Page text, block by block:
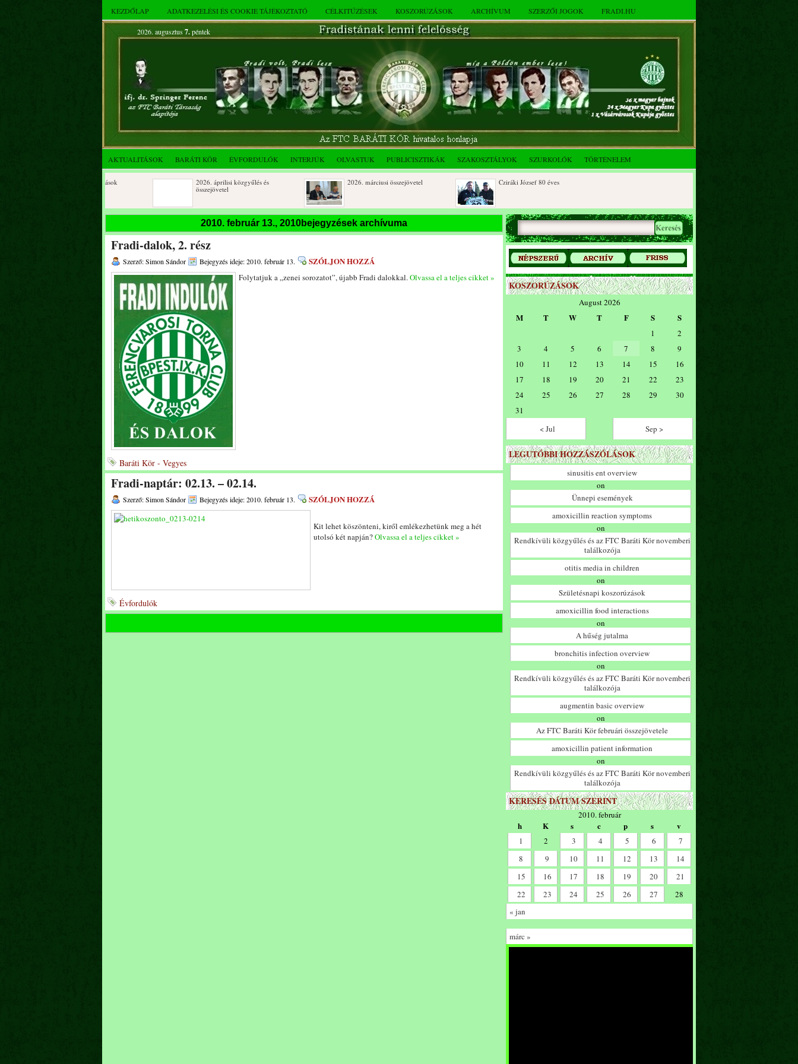
KEZDŐLAP ADATKEZELÉSI ÉS COOKIE TÁJÉKOZTATÓ CÉLKITŰZÉSEK KOSZORÚZÁSOK ARCHÍVUM SZERZŐI JOGOK FRADI.HU
2026. augusztus 7.péntek
AKTUALITÁSOK BARÁTI KÖR ÉVFORDULÓK INTERJÚK OLVASTUK PUBLICISZTIKÁK SZAKOSZTÁLYOK SZURKOLÓK TÖRTÉNELEM
2026. áprilisi közgyűlés és
összejövetel
2026. márciusi összejövetel Cziráki József 80 éves
Születésnapi koszorúzások
Rendkívüli közgyűlés és a 2025.
novemberi összejövetel
Dálnoki József 90 éves
Az FTC Baráti Kör 2025. októberi
összejövetel
2010. február 13., 2010bejegyzések archívuma
Fradi-dalok, 2. rész
Szerző: Simon Sándor Bejegyzés ideje: 2010. február 13. SZÓLJON HOZZÁ
Folytatjuk a „zenei sorozatot”, újabb Fradi dalokkal.Olvassa el a teljes cikket »
Baráti Kör - Vegyes
Fradi-naptár: 02.13. – 02.14.
Szerző: Simon Sándor Bejegyzés ideje: 2010. február 13. SZÓLJON HOZZÁ
Kit lehet köszönteni, kiről emlékezhetünk meg a hét
utolsó két napján?Olvassa el a teljes cikket »
Évfordulók
KOSZORÚZÁSOK
August 2026
M T W T F S S
1
2
3
4 5 6 7 8
9
10
11 12 13 14 15
16
17
18 19 20 21 22
23
24
25 26 27 28 29
30
31
< Jul
Sep >
LEGUTÓBBI HOZZÁSZÓLÁSOK
sinusitis ent overview
on
Ünnepi események
amoxicillin reaction symptoms
on
Rendkívüli közgyűlés és az FTC Baráti Kör novemberi
találkozója
otitis media in children
on
Születésnapi koszorúzások
amoxicillin food interactions
on
A hűség jutalma
bronchitis infection overview
on
Rendkívüli közgyűlés és az FTC Baráti Kör novemberi
találkozója
augmentin basic overview
on
Az FTC Baráti Kör februári összejövetele
amoxicillin patient information
on
Rendkívüli közgyűlés és az FTC Baráti Kör novemberi
találkozója
KERESÉS DÁTUM SZERINT
2010. február
h K s c p s v
1 2 3 4 5 6
7
8
9 10 11 12 13
14
15
16 17 18 19 20
21
22
23 24 25 26 27
28
« jan
márc »